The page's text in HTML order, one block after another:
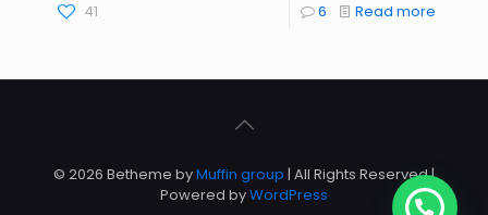
41 6 Read more
© 2026 Betheme byMuffin group | All Rights Reserved |
Powered byWordPress